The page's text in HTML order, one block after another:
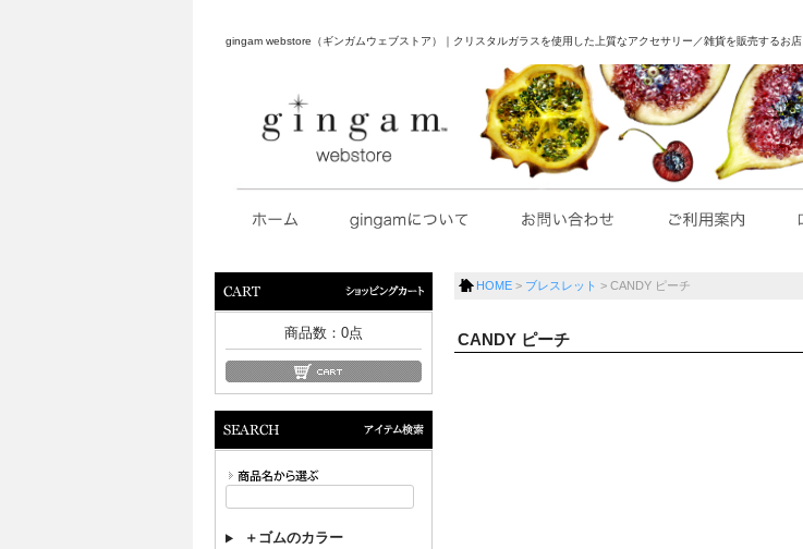
gingam webstore（ギンガムウェブストア）｜クリスタルガラスを使用した上質なアクセサリー／雑貨を販売するお店
商品数： 0点
＋ゴムのカラー
HOME ブレスレット CANDY ピーチ
CANDY ピーチ